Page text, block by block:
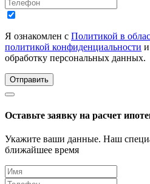
Я ознакомлен с Политикой в
политикой конфиденциальности
обработку персональных данных.
Отправить
Оставьте заявку на расчет
Укажите ваши данные. Наш
ближайшее время